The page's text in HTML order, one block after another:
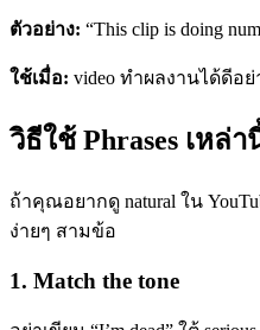
ตัวอย่าง: “This clip is doing
ใช้เมื่อ: video ทำผลงานได้ดีอย่
วิธีใช้ Phrases เหล่
ถ้าคุณอยากดู natural ใน
ง่ายๆ สามข้อ
1. Match the tone